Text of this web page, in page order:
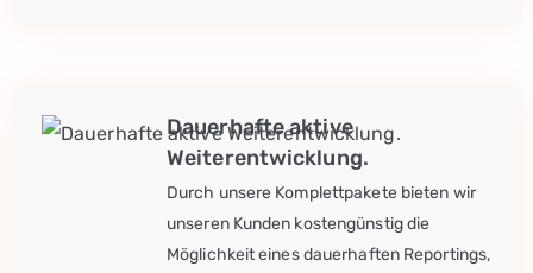
Dauerhafte aktive
Weiterentwicklung.
Durch unsere Komplettpakete bieten wir
unseren Kunden kostengünstig die
Möglichkeit eines dauerhaften Reportings,